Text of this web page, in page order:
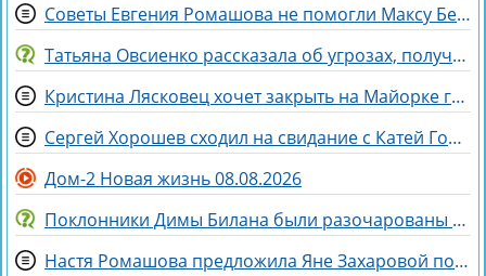
Советы Евгения Ромашова не помогли Максу Берду задержаться на Доме 2
Татьяна Овсиенко рассказала об угрозах, полученных мамой
Кристина Лясковец хочет закрыть на Майорке гештальт
Сергей Хорошев сходил на свидание с Катей Гориной
Дом-2 Новая жизнь 08.08.2026
Поклонники Димы Билана были разочарованы его последним концертом
Настя Ромашова предложила Яне Захаровой пожить у неё в гардеробной